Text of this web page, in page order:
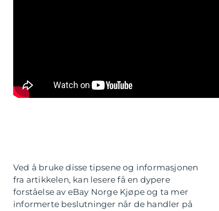
Ved å bruke disse tipsene og informasjonen
fra artikkelen, kan lesere få en dypere
forståelse av eBay Norge Kjøpe og ta mer
informerte beslutninger når de handler på